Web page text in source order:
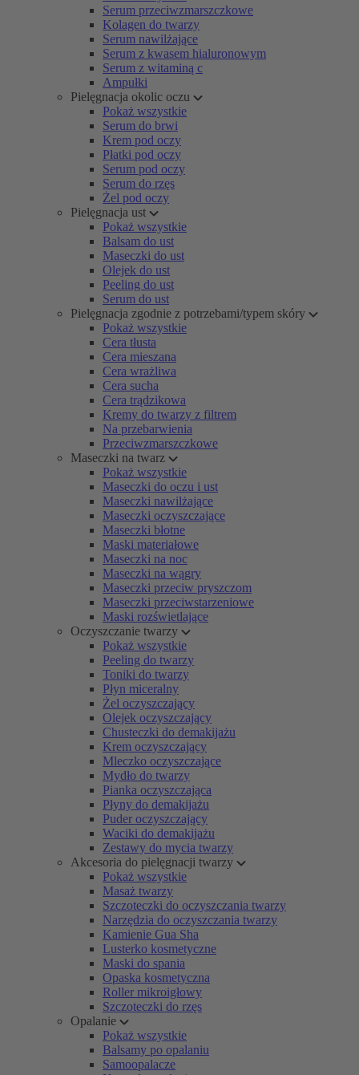
Serum przeciwzmarszczkowe
Kolagen do twarzy
Serum nawilżające
Serum z kwasem hialuronowym
Serum z witaminą c
Ampułki
Pielęgnacja okolic oczu
Pokaż wszystkie
Serum do brwi
Krem pod oczy
Płatki pod oczy
Serum pod oczy
Serum do rzęs
Żel pod oczy
Pielęgnacja ust
Pokaż wszystkie
Balsam do ust
Maseczki do ust
Olejek do ust
Peeling do ust
Serum do ust
Pielęgnacja zgodnie z potrzebami/typem skóry
Pokaż wszystkie
Cera tłusta
Cera mieszana
Cera wrażliwa
Cera sucha
Cera trądzikowa
Kremy do twarzy z filtrem
Na przebarwienia
Przeciwzmarszczkowe
Maseczki na twarz
Pokaż wszystkie
Maseczki do oczu i ust
Maseczki nawilżające
Maseczki oczyszczające
Maseczki błotne
Maski materiałowe
Maseczki na noc
Maseczki na wągry
Maseczki przeciw pryszczom
Maseczki przeciwstarzeniowe
Maski rozświetlające
Oczyszczanie twarzy
Pokaż wszystkie
Peeling do twarzy
Toniki do twarzy
Płyn miceralny
Żel oczyszczający
Olejek oczyszczający
Chusteczki do demakijażu
Krem oczyszczający
Mleczko oczyszczające
Mydło do twarzy
Pianka oczyszczająca
Płyny do demakijażu
Puder oczyszczający
Waciki do demakijażu
Zestawy do mycia twarzy
Akcesoria do pielęgnacji twarzy
Pokaż wszystkie
Masaż twarzy
Szczoteczki do oczyszczania twarzy
Narzędzia do oczyszczania twarzy
Kamienie Gua Sha
Lusterko kosmetyczne
Maski do spania
Opaska kosmetyczna
Roller mikroigłowy
Szczoteczki do rzęs
Opalanie
Pokaż wszystkie
Balsamy po opalaniu
Samoopalacze